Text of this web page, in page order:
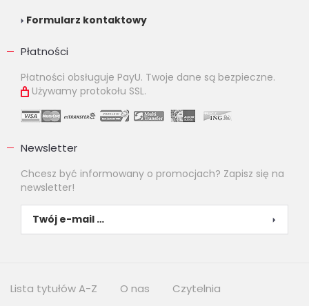
Formularz kontaktowy
Płatności
Płatności obsługuje PayU. Twoje dane są bezpieczne.
Używamy protokołu SSL.
Newsletter
Chcesz być informowany o promocjach? Zapisz się na
newsletter!
Lista tytułów A-Z O nas Czytelnia